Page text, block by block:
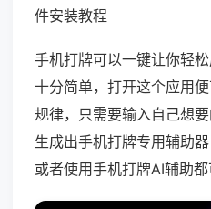
件安装教程
手机打牌可以一键让你轻
十分简单，打开这个应用
规律，只需要输入自己想
生成出手机打牌专用辅助
或者使用手机打牌AI辅助都